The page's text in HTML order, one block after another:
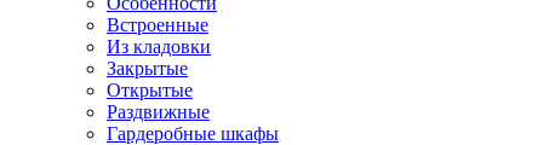
Встроенные
Из кладовки
Закрытые
Открытые
Раздвижные
Гардеробные шкафы